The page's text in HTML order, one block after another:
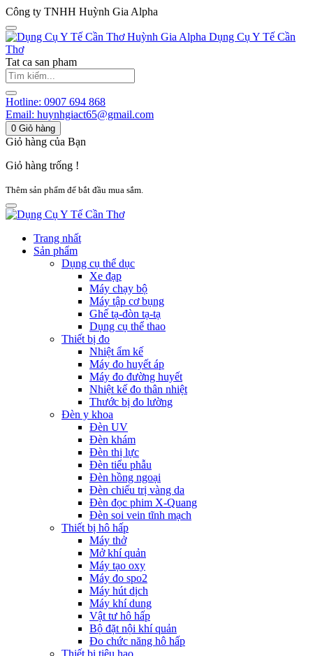
Công ty TNHH Huỳnh Gia Alpha
Huỳnh Gia Alpha Dụng Cụ Y Tế Cần
Thơ
Tat ca san pham
Hotline: 0907 694 868
Email: huynhgiact65@gmail.com
0 Giỏ hàng
Giỏ hàng của Bạn
Giỏ hàng trống !
Thêm sản phẩm để bắt đầu mua sắm.
Trang nhất
Sản phẩm
Dụng cụ thể dục
Xe đạp
Máy chạy bộ
Máy tập cơ bụng
Ghế tạ-đòn tạ-tạ
Dụng cụ thể thao
Thiết bị đo
Nhiệt ẩm kế
Máy đo huyết áp
Máy đo đường huyết
Nhiệt kế đo thân nhiệt
Thước bị đo lường
Đèn y khoa
Đèn UV
Đèn khám
Đèn thị lực
Đèn tiểu phẫu
Đèn hồng ngoại
Đèn chiếu trị vàng da
Đèn đọc phim X-Quang
Đèn soi vein tĩnh mạch
Thiết bị hô hấp
Máy thở
Mở khí quản
Máy tạo oxy
Máy đo spo2
Máy hút dịch
Máy khí dung
Vật tư hô hấp
Bộ đặt nội khí quản
Đo chức năng hô hấp
Thiết bị tiêu hao